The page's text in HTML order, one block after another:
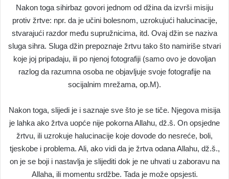
Nakon toga sihirbaz govori jednom od džina da izvrši misiju
protiv žrtve: npr. da je učini bolesnom, uzrokujući halucinacije,
stvarajući razdor među supružnicima, itd. Ovaj džin se naziva
sluga sihra. Sluga džin prepoznaje žrtvu tako što namiriše stvari
koje joj pripadaju, ili po njenoj fotografiji (samo ovo je dovoljan
razlog da razumna osoba ne objavljuje svoje fotografije na
socijalnim mrežama, op.M).
Nakon toga, slijedi je i saznaje sve što je se tiče. Njegova misija
je lahka ako žrtva uopće nije pokorna Allahu, dž.š. On opsjedne
žrtvu, ili uzrokuje halucinacije koje dovode do nesreće, boli,
tjeskobe i problema. Ali, ako vidi da je žrtva odana Allahu, dž.š.,
on je se boji i nastavlja je slijediti dok je ne uhvati u zaboravu na
Allaha, ili momentu srdžbe. Tada je može opsjesti.